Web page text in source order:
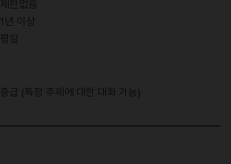
제한없음
1년 이상
평일
중급 (특정 주제에 대한 대화 가능)